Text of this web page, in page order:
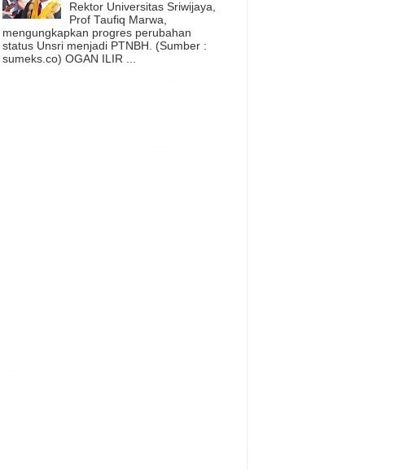
Rektor Universitas Sriwijaya,
Prof Taufiq Marwa,
mengungkapkan progres perubahan
status Unsri menjadi PTNBH. (Sumber :
sumeks.co) OGAN ILIR ...